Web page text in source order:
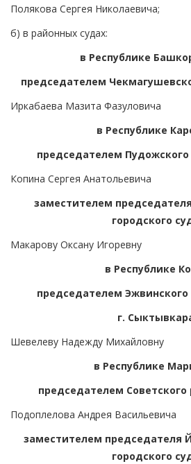
Полякова Сергея Николаевича;
б) в районных судах:
в Республике
председателем
Иркабаева Мазита Фазуловича
в Республике
председателем Пудожского
Копина Сергея Анатольевича
заместителем
городского
Макарову Оксану Игоревну
в Республике
председателем Эжвинского
г.
Шевелеву Надежду Михайловну
в Республике
председателем Советского
Подоплелова Андрея Васильевича
заместителем председателя
городского